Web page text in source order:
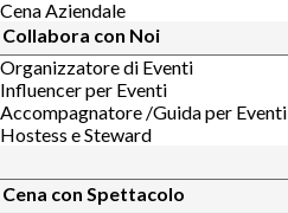
Cena Aziendale
Collabora con Noi
Organizzatore di Eventi
Influencer per Eventi
Accompagnatore /Guida per Eventi
Hostess e Steward
Cena con Spettacolo